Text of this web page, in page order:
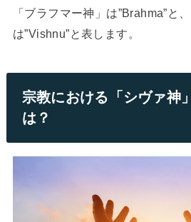
「ブラフマー神」は”Brahma”と
は”Vishnu”と表します。
宗教における「シヴァ神
は？